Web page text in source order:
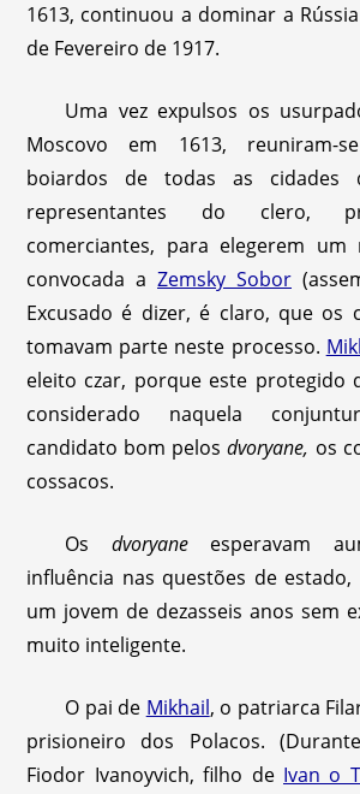
1613, continuou a dominar a
de Fevereiro de 1917.
Uma vez expulsos os
Moscovo em 1613, reuniram-
boiardos de todas as cidades
representantes do clero,
comerciantes, para elegerem
convocada aZemsky Sobor
Excusado é dizer, é claro, que os
tomavam parte neste processo.
eleito czar, porque este protegido
considerado naquela
candidato bom pelosdvoryane, os
cossacos.
Os dvoryaneesperavam
influência nas questões de
um jovem de dezasseis anos sem
muito inteligente.
O pai de Mikhail, o patriarca
prisioneiro dos Polacos.
Fiodor Ivanoyvich, filho de Ivan o